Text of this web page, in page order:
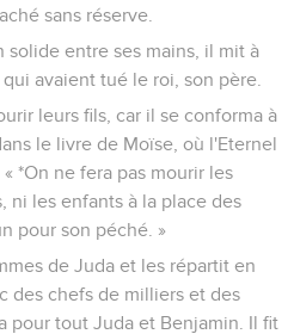
sans réserve.
solide entre ses mains, il mit à
avaient tué le roi, son père.
leurs fils, car il se conforma à
le livre de Moïse, où l'Eternel
*On ne fera pas mourir les
ni les enfants à la place des
pour son péché. »
de Juda et les répartit en
des chefs de milliers et des
pour tout Juda et Benjamin. Il fit